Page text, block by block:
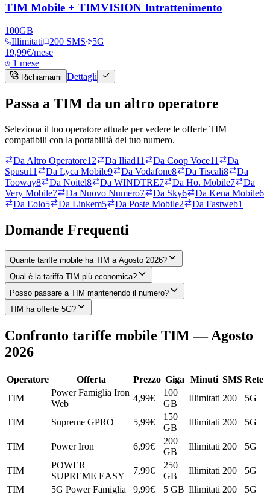
TIM Mobile + TIMVISION Intrattenimento
100GB
Illimitati
200 SMS
5G
19,99€/mese
1 mese
Richiamami Dettagli
Passa a TIM da un altro operatore
Seleziona il tuo operatore attuale per vedere le offerte TIM
compatibili con la portabilità del tuo numero.
Da Altro Operatore12 Da Iliad11 Da Coop Voce11
Da
Spusu11 Da Lyca Mobile9 Da Vodafone8 Da Tiscali8
Da
Tooway8 Da Noitel8 Da WINDTRE7 Da Ho. Mobile7
Da
Very Mobile7 Da Nuovo Numero7 Da Sky6 Da Kena Mobile6
Da Eolo5 Da Linkem5 Da Poste Mobile2 Da Fastweb1
Domande Frequenti
Quante tariffe mobile ha TIM a Agosto 2026?
Qual è la tariffa TIM più economica?
Posso passare a TIM mantenendo il numero?
TIM ha offerte 5G?
Confronto tariffe mobile TIM — Agosto
2026
Operatore Offerta Prezzo Giga Minuti SMS Rete
TIM
Power Famiglia Iron
Web
4,99€
100
GB
Illimitati 200 5G
TIM Supreme GPRO 5,99€
150
GB
Illimitati 200 5G
TIM Power Iron 6,99€
200
GB
Illimitati 200 5G
TIM
POWER
SUPREME EASY
7,99€
250
GB
Illimitati 200
5G
TIM
5G Power Famiglia 9,99€ 5 GB Illimitati 200
5G